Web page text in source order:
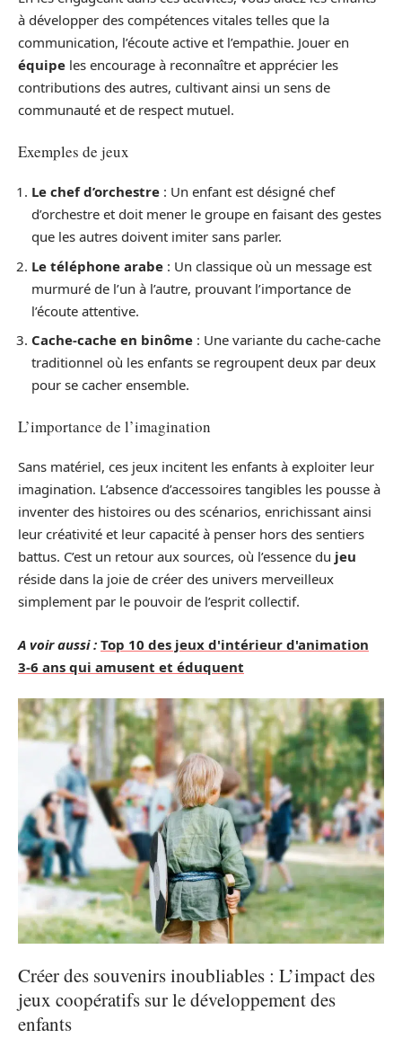
à développer des compétences vitales telles que la
communication, l’écoute active et l’empathie. Jouer en
équipe les encourage à reconnaître et apprécier les
contributions des autres, cultivant ainsi un sens de
communauté et de respect mutuel.
Exemples de jeux
Le chef d’orchestre : Un enfant est désigné chef
d’orchestre et doit mener le groupe en faisant des gestes
que les autres doivent imiter sans parler.
Le téléphone arabe : Un classique où un message est
murmuré de l’un à l’autre, prouvant l’importance de
l’écoute attentive.
Cache-cache en binôme : Une variante du cache-cache
traditionnel où les enfants se regroupent deux par deux
pour se cacher ensemble.
L’importance de l’imagination
Sans matériel, ces jeux incitent les enfants à exploiter leur
imagination. L’absence d’accessoires tangibles les pousse à
inventer des histoires ou des scénarios, enrichissant ainsi
leur créativité et leur capacité à penser hors des sentiers
battus. C’est un retour aux sources, où l’essence du jeu
réside dans la joie de créer des univers merveilleux
simplement par le pouvoir de l’esprit collectif.
A voir aussi : Top 10 des jeux d'intérieur d'animation
3-6 ans qui amusent et éduquent
Créer des souvenirs inoubliables : L’impact des
jeux coopératifs sur le développement des
enfants